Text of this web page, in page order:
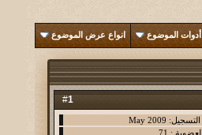
أدوات الموضوع انواع عرض الموضوع
#
1